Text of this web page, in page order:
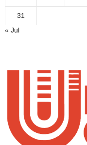
31
« Jul